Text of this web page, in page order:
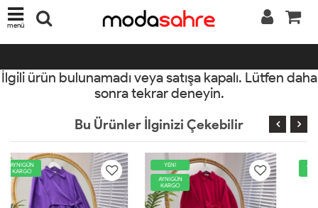
menü
İlgili ürün bulunamadı veya satışa kapalı. Lütfen daha
sonra tekrar deneyin.
Bu Ürünler İlginizi Çekebilir
YENİ
AYNIGÜN
KARGO
AYNIGÜN
KARGO